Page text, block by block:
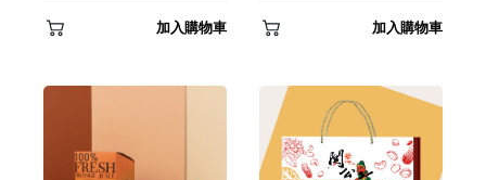
會員登入
加入購物車 加入購物車